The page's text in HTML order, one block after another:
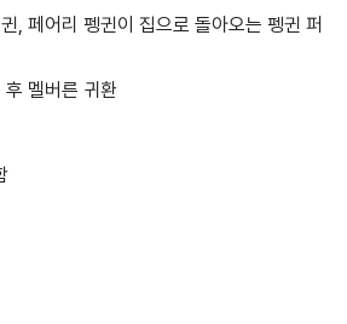
, 페어리 펭귄이 집으로 돌아오는 펭귄 퍼
멜버른 귀환